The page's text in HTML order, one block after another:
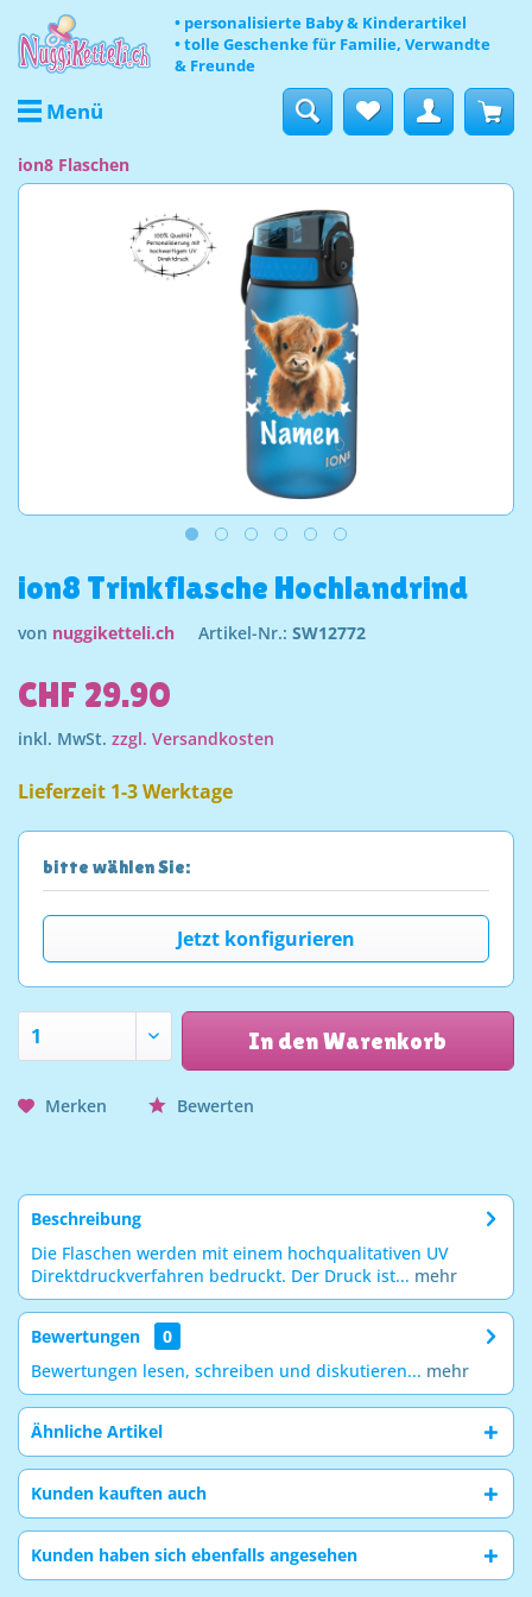
• personalisierte Baby & Kinderartikel
• tolle Geschenke für Familie, Verwandte
& Freunde
Menü
ion8 Flaschen
ion8 Trinkflasche Hochlandrind
von nuggiketteli.ch Artikel-Nr.: SW12772
CHF 29.90
inkl. MwSt. zzgl. Versandkosten
Lieferzeit 1-3 Werktage
bitte wählen Sie:
Jetzt konfigurieren
In den Warenkorb
Merken Bewerten
Beschreibung
Die Flaschen werden mit einem hochqualitativen UV
Direktdruckverfahren bedruckt. Der Druck ist... mehr
Bewertungen
0
Bewertungen lesen, schreiben und diskutieren... mehr
Ähnliche Artikel
Kunden kauften auch
Kunden haben sich ebenfalls angesehen